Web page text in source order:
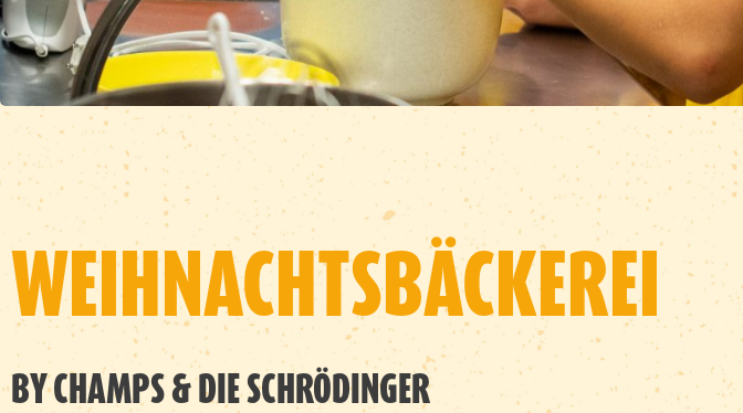
WEIHNACHTSBÄCKEREI
BY CHAMPS & DIE SCHRÖDINGER